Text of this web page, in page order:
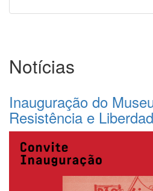
Notícias
Inauguração do
Resistência e